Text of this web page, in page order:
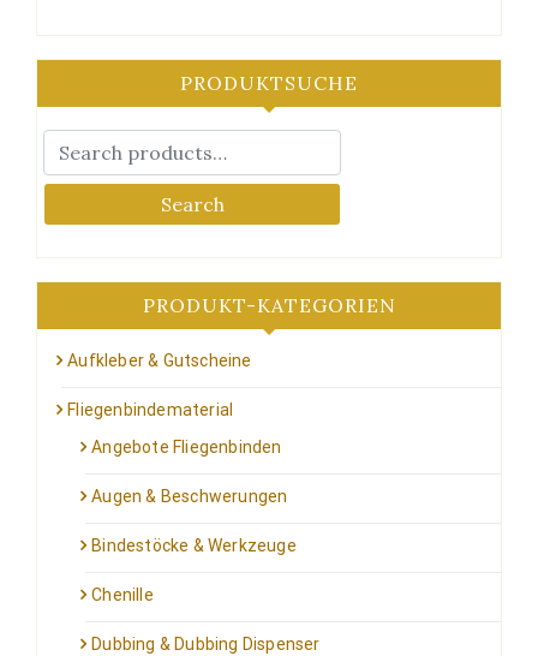
PRODUKTSUCHE
Search
PRODUKT-KATEGORIEN
Aufkleber & Gutscheine
Fliegenbindematerial
Angebote Fliegenbinden
Augen & Beschwerungen
Bindestöcke & Werkzeuge
Chenille
Dubbing & Dubbing Dispenser